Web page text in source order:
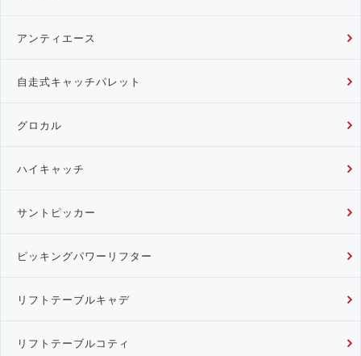
アンティエース
自走式キャッチパレット
グロカル
ハイキャッチ
サントピッカー
ピッキングパワーリフター
リフトテーブルキャデ
リフトテーブルコティ